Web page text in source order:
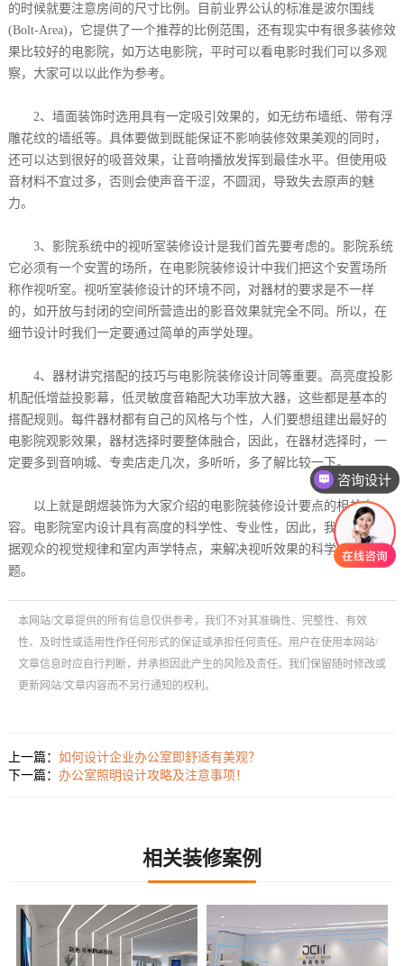
的时候就要注意房间的尺寸比例。目前业界公认的标准是波尔围线
(Bolt-Area)，它提供了一个推荐的比例范围，还有现实中有很多装修效
果比较好的电影院，如万达电影院，平时可以看电影时我们可以多观
察，大家可以以此作为参考。
2、墙面装饰时选用具有一定吸引效果的，如无纺布墙纸、带有浮
雕花纹的墙纸等。具体要做到既能保证不影响装修效果美观的同时，
还可以达到很好的吸音效果，让音响播放发挥到最佳水平。但使用吸
音材料不宜过多，否则会使声音干涩，不圆润，导致失去原声的魅
力。
3、影院系统中的视听室装修设计是我们首先要考虑的。影院系统
它必须有一个安置的场所，在电影院装修设计中我们把这个安置场所
称作视听室。视听室装修设计的环境不同，对器材的要求是不一样
的，如开放与封闭的空间所营造出的影音效果就完全不同。所以，在
细节设计时我们一定要通过简单的声学处理。
4、器材讲究搭配的技巧与电影院装修设计同等重要。高亮度投影
机配低增益投影幕，低灵敏度音箱配大功率放大器，这些都是基本的
搭配规则。每件器材都有自己的风格与个性，人们要想组建出最好的
电影院观影效果，器材选择时要整体融合，因此，在器材选择时，一
定要多到音响城、专卖店走几次，多听听，多了解比较一下。
以上就是朗煜装饰为大家介绍的电影院装修设计要点的相关内
容。电影院室内设计具有高度的科学性、专业性，因此，我们必须根
据观众的视觉规律和室内声学特点，来解决视听效果的科学技术问
题。
本网站/文章提供的所有信息仅供参考，我们不对其准确性、完整性、有效
性、及时性或适用性作任何形式的保证或承担任何责任。用户在使用本网站/
文章信息时应自行判断，并承担因此产生的风险及责任。我们保留随时修改或
更新网站/文章内容而不另行通知的权利。
上一篇： 如何设计企业办公室即舒适有美观？
下一篇： 办公室照明设计攻略及注意事项！
相关装修案例
咨询设计